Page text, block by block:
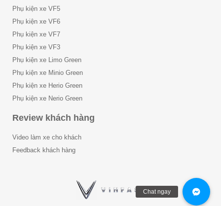
Phụ kiện xe VF5
Phụ kiện xe VF6
Phụ kiện xe VF7
Phụ kiện xe VF3
Phụ kiện xe Limo Green
Phụ kiện xe Minio Green
Phụ kiện xe Herio Green
Phụ kiện xe Nerio Green
Review khách hàng
Video làm xe cho khách
Feedback khách hàng